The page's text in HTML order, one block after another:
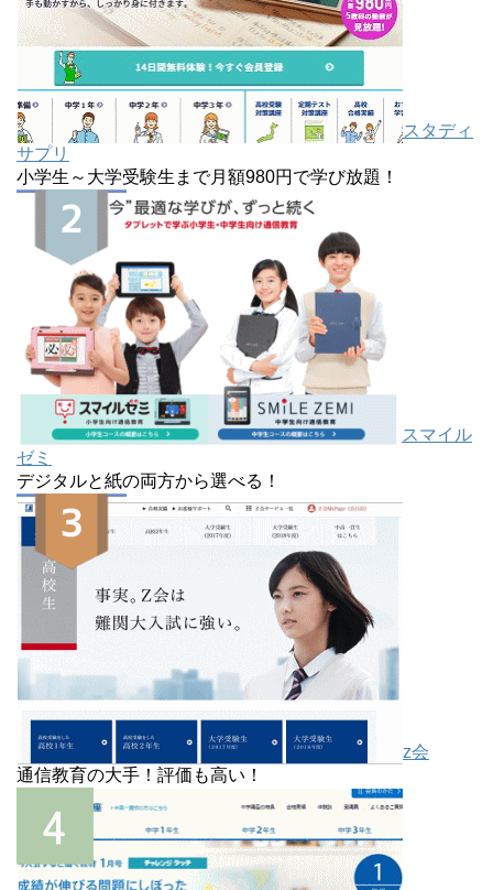
スタディ
サプリ
小学生～大学受験生まで月額980円で学び放題！
スマイル
ゼミ
デジタルと紙の両方から選べる！
z会
通信教育の大手！評価も高い！